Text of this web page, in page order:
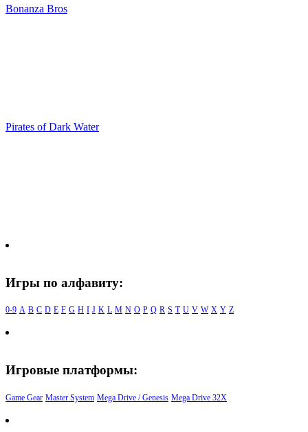
Bonanza Bros
Pirates of Dark Water
Игры по алфавиту:
0-9 A B C D E F G H I J K L M N O P Q R S T U V W X Y Z
Игровые платформы:
Game Gear Master System Mega Drive / Genesis Mega Drive 32X